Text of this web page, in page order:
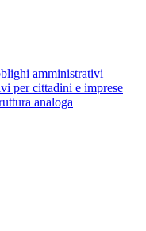
amministrativi
per cittadini e imprese
analoga